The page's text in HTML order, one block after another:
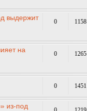
выдержит
0 1158
на
0 1265
0 1451
из-под